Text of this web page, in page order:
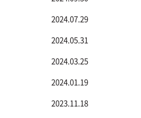
2024.07.29
2024.05.31
2024.03.25
2024.01.19
2023.11.18